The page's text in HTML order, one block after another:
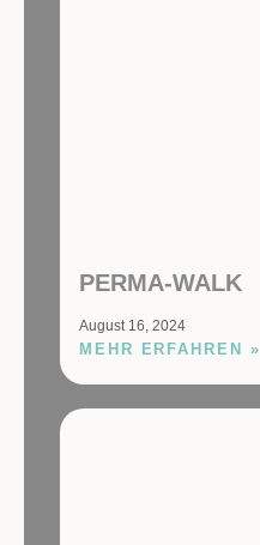
PERMA-WALK
August 16, 2024
MEHR ERFAHREN »